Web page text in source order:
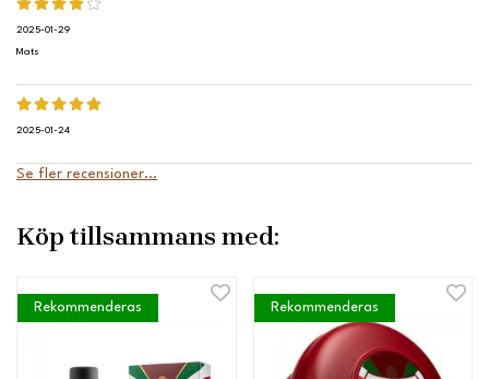
2025-01-29
Mats
2025-01-24
Se fler recensioner...
Köp tillsammans med:
Rekommenderas Rekommenderas